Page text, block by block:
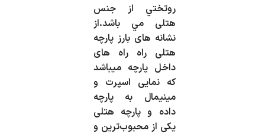
روتختي از جنس
هتلی مي باشد.از
نشانه های بارز پارچه
هتلی راه راه های
داخل پارچه میباشد
که نمایی اسپرت و
مینیمال به پارچه
داده و پارچه هتلی
یکی از محبوب‌ترین و